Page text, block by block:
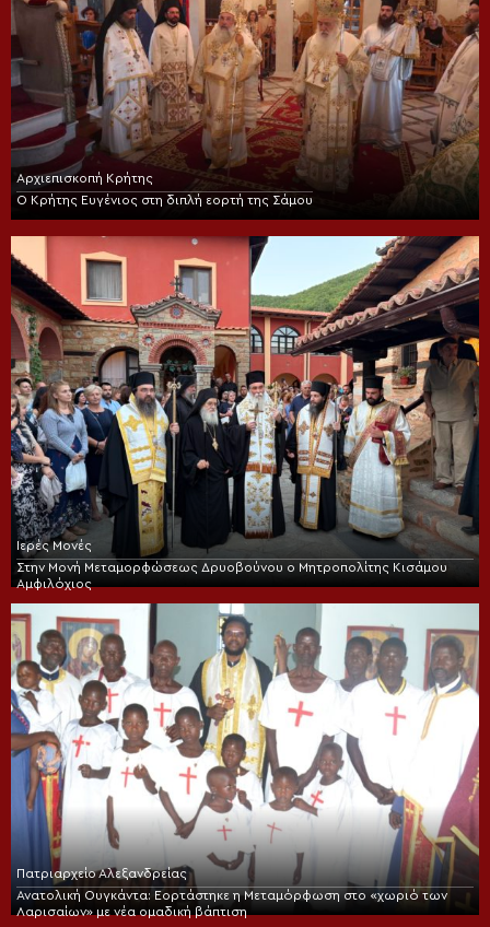
Αρχιεπισκοπή Κρήτης
Ο Κρήτης Ευγένιος στη διπλή εορτή της Σάμου
Ιερές Μονές
Στην Μονή Μεταμορφώσεως Δρυοβούνου ο Μητροπολίτης Κισάμου
Αμφιλόχιος
Πατριαρχείο Αλεξανδρείας
Ανατολική Ουγκάντα: Εορτάστηκε η Μεταμόρφωση στο «χωριό των
Λαρισαίων» με νέα ομαδική βάπτιση